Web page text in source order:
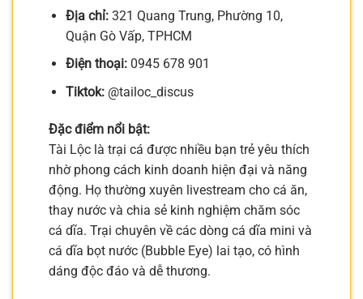
Địa chỉ:321 Quang Trung, Phường 10,
Quận Gò Vấp, TPHCM
Điện thoại:0945 678 901
Tiktok:@tailoc_discus
Đặc điểm nổi bật:
Tài Lộc là trại cá được nhiều bạn trẻ yêu thích
nhờ phong cách kinh doanh hiện đại và năng
động. Họ thường xuyên livestream cho cá ăn,
thay nước và chia sẻ kinh nghiệm chăm sóc
cá dĩa. Trại chuyên về các dòng cá dĩa mini và
cá dĩa bọt nước (Bubble Eye) lai tạo, có hình
dáng độc đáo và dễ thương.